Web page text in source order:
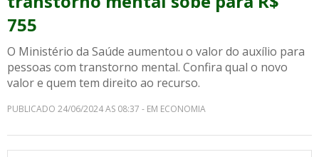
755
O Ministério da Saúde aumentou o valor do auxílio para
pessoas com transtorno mental. Confira qual o novo
valor e quem tem direito ao recurso.
PUBLICADO 24/06/2024 AS 08:37 - EM ECONOMIA